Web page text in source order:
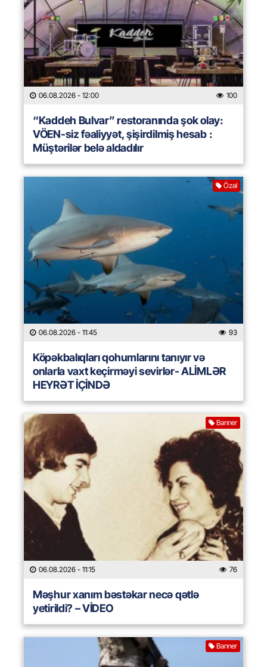
06.08.2026 - 12:00 100
“Kaddeh Bulvar” restoranında şok olay:
VÖEN-siz fəaliyyət, şişirdilmiş hesab :
Müştərilər belə aldadılır
Özəl
06.08.2026 - 11:45 93
Köpəkbalıqları qohumlarını tanıyır və
onlarla vaxt keçirməyi sevirlər- ALİMLƏR
HEYRƏT İÇİNDƏ
Banner
06.08.2026 - 11:15 76
Məşhur xanım bəstəkar necə qətlə
yetirildi? – VİDEO
Banner